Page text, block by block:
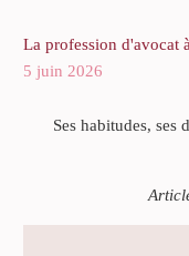
La profession d'avocat
5 juin 2026
Ses habitudes, ses